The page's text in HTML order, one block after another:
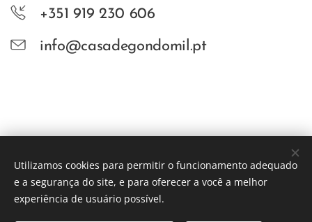
+351 919 230 606
info@casadegondomil.pt
Utilizamos cookies para permitir o funcionamento adequado
e a segurança do site, e para oferecer a você a melhor
experiência de usuário possível.